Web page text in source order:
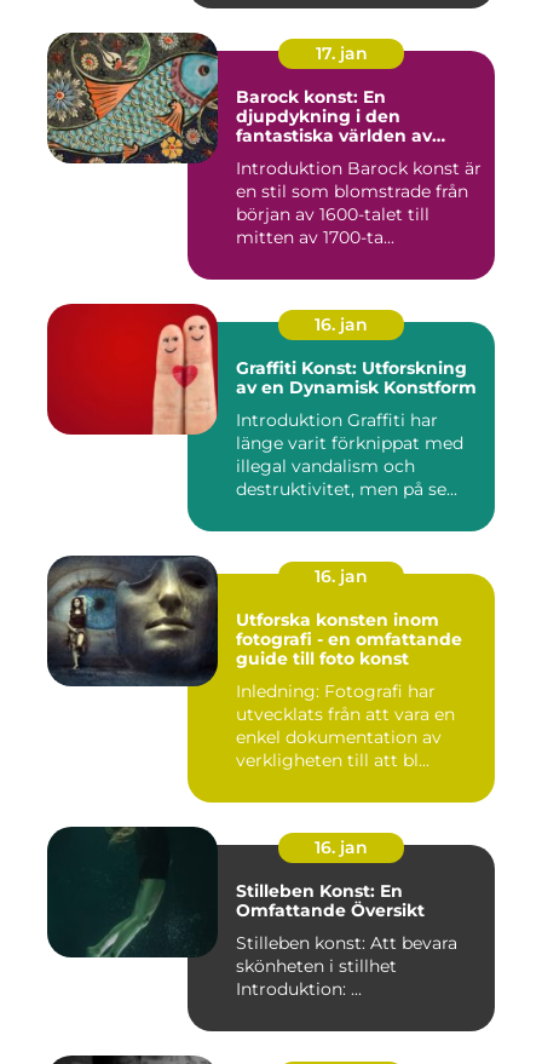
17. jan
Barock konst: En
djupdykning i den
fantastiska världen av
Introduktion Barock konst är
en stil som blomstrade från
början av 1600-talet till
mitten av 1700-ta...
16. jan
Graffiti Konst: Utforskning
av en Dynamisk Konstform
Introduktion Graffiti har
länge varit förknippat med
illegal vandalism och
destruktivitet, men på se...
16. jan
Utforska konsten inom
fotografi - en omfattande
guide till foto konst
Inledning: Fotografi har
utvecklats från att vara en
enkel dokumentation av
verkligheten till att bl...
16. jan
Stilleben Konst: En
Omfattande Översikt
Stilleben konst: Att bevara
skönheten i stillhet
Introduktion: ...